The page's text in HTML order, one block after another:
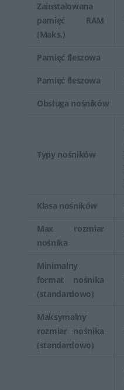
Zainstalowana
pamięć RAM
(Maks.)
Pamięć fleszowa
Pamięć fleszowa
Obsługa nośników
Typy nośników
Klasa nośników
Max rozmiar
nośnika
Minimalny
format nośnika
(standardowo)
Maksymalny
rozmiar nośnika
(standardowo)